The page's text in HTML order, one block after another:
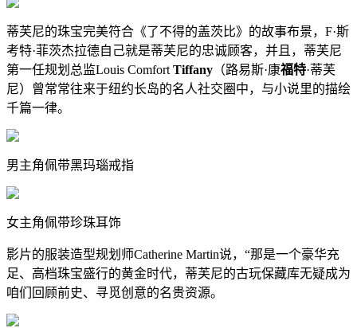
蒂芙尼的珠宝完美符合《了不得的盖茨比》的故事布景，F·斯
考特·菲茨杰拉德自己就是蒂芙尼的忠诚顾客，并且，蒂芙尼
第一任规划总监Louis Comfort Tiffany （路易斯·康福特·蒂芙
尼）曾常常往来于纽约长岛的名人社交圈中，与小说里的描绘
千篇一律。
男主角佩带黑玛瑙戒指
女主角佩带珍珠耳饰
影片的服装造型规划师Catherine Martin说，“那是一个豪华充
足、高档珠宝盛行的黄金时代，蒂芙尼的古玩保藏库无疑成为
咱们回顾前史、寻觅创意的名贵资源。